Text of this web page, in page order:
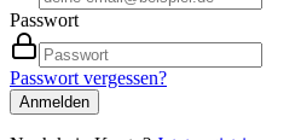
Passwort
Passwort vergessen?
Anmelden